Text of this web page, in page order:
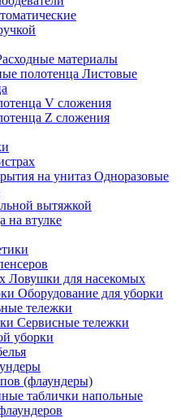
материалы
Листовые
V сложения
Z сложения
Одноразовые
вытяжкой
на втулке
Ловушки для насекомых
Оборудование для уборки
тележки
Сервисные тележки
уборки
(флаундеры)
таблички напольные